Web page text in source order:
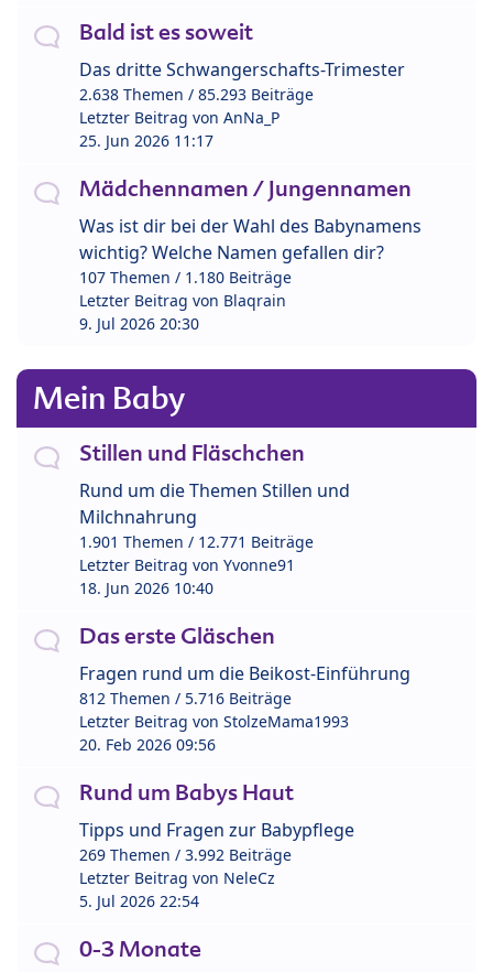
Bald ist es soweit
Das dritte Schwangerschafts-Trimester
2.638 Themen / 85.293 Beiträge
Letzter Beitrag von AnNa_P
25. Jun 2026 11:17
Mädchennamen / Jungennamen
Was ist dir bei der Wahl des Babynamens
wichtig? Welche Namen gefallen dir?
107 Themen / 1.180 Beiträge
Letzter Beitrag von Blaqrain
9. Jul 2026 20:30
Mein Baby
Stillen und Fläschchen
Rund um die Themen Stillen und
Milchnahrung
1.901 Themen / 12.771 Beiträge
Letzter Beitrag von Yvonne91
18. Jun 2026 10:40
Das erste Gläschen
Fragen rund um die Beikost-Einführung
812 Themen / 5.716 Beiträge
Letzter Beitrag von StolzeMama1993
20. Feb 2026 09:56
Rund um Babys Haut
Tipps und Fragen zur Babypflege
269 Themen / 3.992 Beiträge
Letzter Beitrag von NeleCz
5. Jul 2026 22:54
0-3 Monate